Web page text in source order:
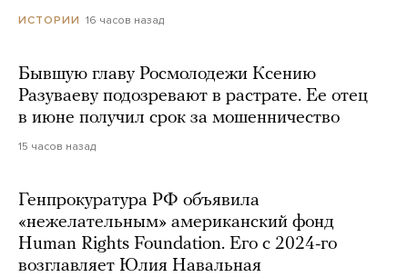
ИСТОРИИ 16 часов назад
Бывшую главу Росмолодежи Ксению
Разуваеву подозревают в растрате. Ее отец
в июне получил срок за мошенничество
15 часов назад
Генпрокуратура РФ объявила
«нежелательным» американский фонд
Human Rights Foundation. Его с 2024-го
возглавляет Юлия Навальная